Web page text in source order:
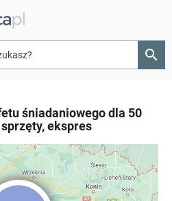
search
śniadaniowego dla 50
ekspres